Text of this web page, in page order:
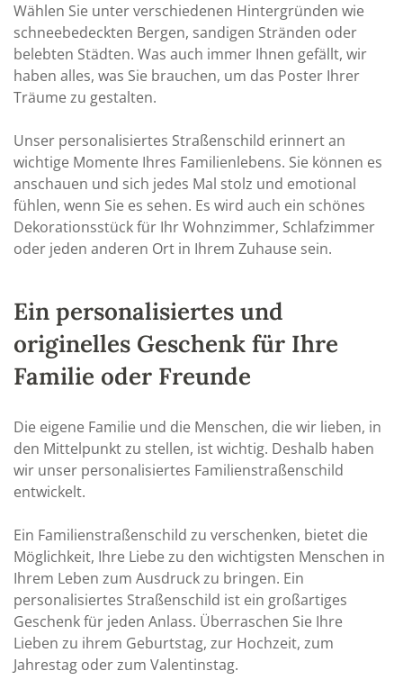
Wählen Sie unter verschiedenen Hintergründen wie
schneebedeckten Bergen, sandigen Stränden oder
belebten Städten. Was auch immer Ihnen gefällt, wir
haben alles, was Sie brauchen, um das Poster Ihrer
Träume zu gestalten.
Unser personalisiertes Straßenschild erinnert an
wichtige Momente Ihres Familienlebens. Sie können es
anschauen und sich jedes Mal stolz und emotional
fühlen, wenn Sie es sehen. Es wird auch ein schönes
Dekorationsstück für Ihr Wohnzimmer, Schlafzimmer
oder jeden anderen Ort in Ihrem Zuhause sein.
Ein personalisiertes und
originelles Geschenk für Ihre
Familie oder Freunde
Die eigene Familie und die Menschen, die wir lieben, in
den Mittelpunkt zu stellen, ist wichtig. Deshalb haben
wir unser personalisiertes Familienstraßenschild
entwickelt.
Ein Familienstraßenschild zu verschenken, bietet die
Möglichkeit, Ihre Liebe zu den wichtigsten Menschen in
Ihrem Leben zum Ausdruck zu bringen. Ein
personalisiertes Straßenschild ist ein großartiges
Geschenk für jeden Anlass. Überraschen Sie Ihre
Lieben zu ihrem Geburtstag, zur Hochzeit, zum
Jahrestag oder zum Valentinstag.